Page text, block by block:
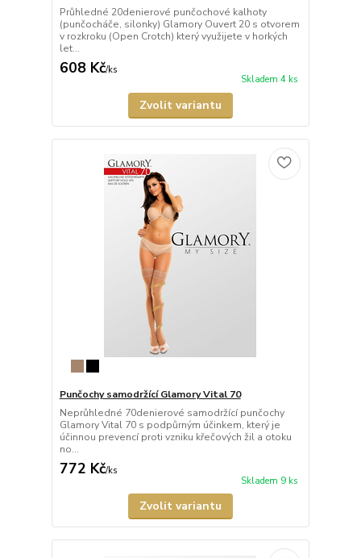
Průhledné 20denierové punčochové kalhoty
(punčocháče, silonky) Glamory Ouvert 20 s otvorem
v rozkroku (Open Crotch) který využijete v horkých
let...
608 Kč/ks
Skladem 4 ks
Zvolit variantu
Punčochy samodržící Glamory Vital 70
Neprůhledné 70denierové samodržící punčochy
Glamory Vital 70 s podpůrným účinkem, který je
účinnou prevencí proti vzniku křečových žil a otoku
no...
772 Kč/ks
Skladem 9 ks
Zvolit variantu